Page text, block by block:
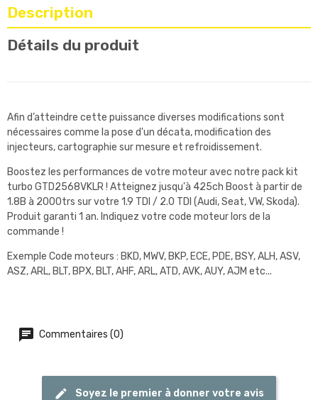
Description
Détails du produit
Afin d’atteindre cette puissance diverses modifications sont
nécessaires comme la pose d'un décata, modification des
injecteurs, cartographie sur mesure et refroidissement.
Boostez les performances de votre moteur avec notre pack kit
turbo GTD2568VKLR ! Atteignez jusqu'à 425ch Boost à partir de
1.8B à 2000trs sur votre 1.9 TDI / 2.0 TDI (Audi, Seat, VW, Skoda).
Produit garanti 1 an. Indiquez votre code moteur lors de la
commande !
Exemple Code moteurs : BKD, MWV, BKP, ECE, PDE, BSY, ALH, ASV,
ASZ, ARL, BLT, BPX, BLT, AHF, ARL, ATD, AVK, AUY, AJM etc...
Commentaires (0)
Soyez le premier à donner votre avis